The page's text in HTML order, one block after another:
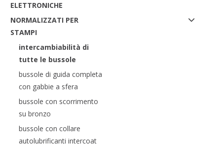
ELETTRONICHE
NORMALIZZATI PER
STAMPI
intercambiabilità di
tutte le bussole
bussole di guida completa
con gabbie a sfera
bussole con scorrimento
su bronzo
bussole con collare
autolubrificanti intercoat